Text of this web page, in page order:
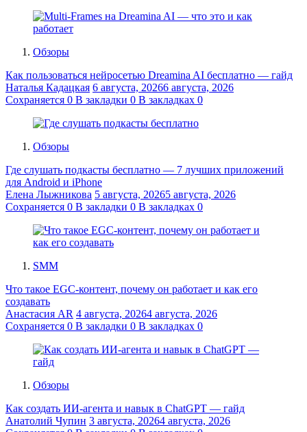
Обзоры
Как пользоваться нейросетью Dreamina AI бесплатно — гайд
Наталья Кадацкая 6 августа, 20266 августа, 2026
Сохраняется 0 В закладки 0 В закладках 0
Обзоры
Где слушать подкасты бесплатно — 7 лучших приложений
для Android и iPhone
Елена Лыжникова 5 августа, 20265 августа, 2026
Сохраняется 0 В закладки 0 В закладках 0
SMM
Что такое EGC-контент, почему он работает и как его
создавать
Анастасия AR 4 августа, 20264 августа, 2026
Сохраняется 0 В закладки 0 В закладках 0
Обзоры
Как создать ИИ-агента и навык в ChatGPT — гайд
Анатолий Чупин 3 августа, 20264 августа, 2026